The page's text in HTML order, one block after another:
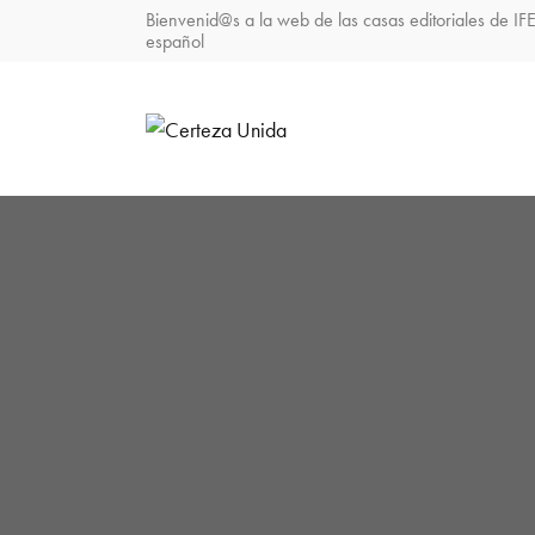
Bienvenid@s a la web de las casas editoriales de
español